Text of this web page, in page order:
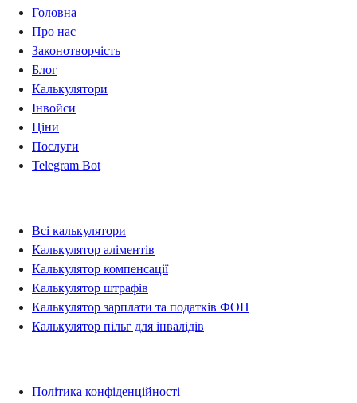
Головна
Про нас
Законотворчість
Блог
Калькулятори
Інвойси
Ціни
Послуги
Telegram Bot
Всі калькулятори
Калькулятор аліментів
Калькулятор компенсації
Калькулятор штрафів
Калькулятор зарплати та податків ФОП
Калькулятор пільг для інвалідів
Політика конфіденційності